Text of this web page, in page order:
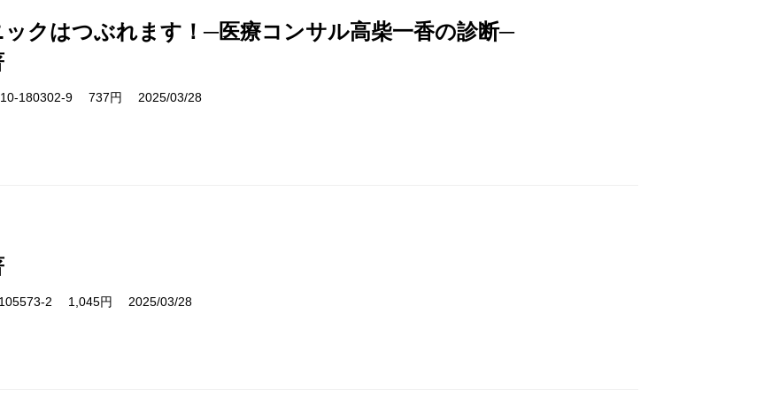
クはつぶれます！─医療コンサル高柴一香の診断─
180302-9 737円 2025/03/28
2 1,045円 2025/03/28